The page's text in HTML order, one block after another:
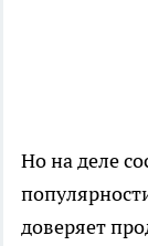
Но на деле
доверяет